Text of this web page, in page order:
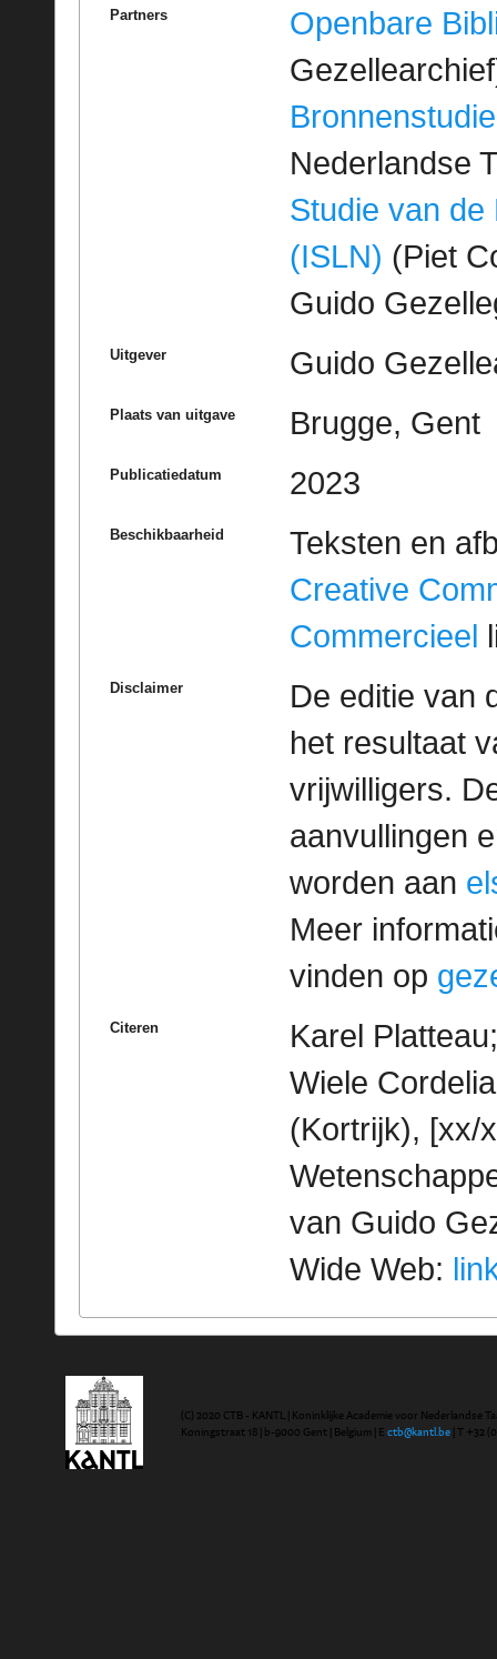
Partners
Openbare
Bronnenstudie
Nederlandse
Studie van de
(ISLN) (Piet
Guido
Uitgever Guido
Plaats van uitgave Brugge, Gent
Publicatiedatum 2023
Beschikbaarheid
Teksten en
Creative
Commercieel
Disclaimer
De editie van
het resultaat
vrijwilligers.
aanvullingen
worden aan
Meer
vinden op
Citeren
Karel
Wiele
(Kortrijk), [xx/
van Guido
Wide Web:
(C) 2020 CTB - KANTL | Koninklijke Academie voor Nederlandse
Koningstraat 18 | b-9000 Gent | Belgium | E ctb@kantl.be | T +32